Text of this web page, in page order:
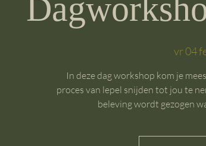
vr 04
In deze dag workshop kom je
proces van lepel snijden tot jou te
beleving wordt gezogen